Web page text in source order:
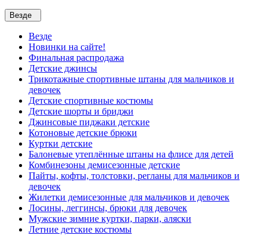
Везде
Везде
Новинки на сайте!
Финальная распродажа
Детские джинсы
Трикотажные спортивные штаны для мальчиков и
девочек
Детские спортивные костюмы
Детские шорты и бриджи
Джинсовые пиджаки детские
Котоновые детские брюки
Куртки детские
Балоневые утеплённые штаны на флисе для детей
Комбинезоны демисезонные детские
Пайты, кофты, толстовки, регланы для мальчиков и
девочек
Жилетки демисезонные для мальчиков и девочек
Лосины, леггинсы, брюки для девочек
Мужские зимние куртки, парки, аляски
Летние детские костюмы